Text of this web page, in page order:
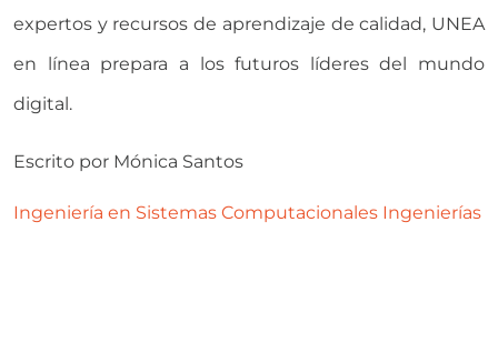
expertos y recursos de aprendizaje de calidad, UNEA
en línea prepara a los futuros líderes del mundo
digital.
Escrito por Mónica Santos
Ingeniería en Sistemas Computacionales Ingenierías